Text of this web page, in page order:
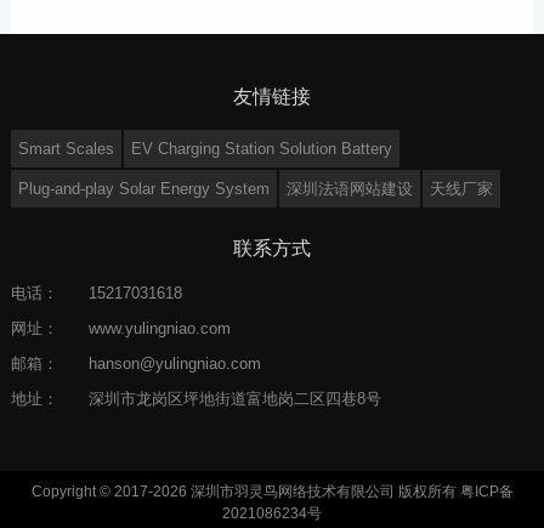
友情链接
Smart Scales EV Charging Station Solution Battery
Plug-and-play Solar Energy System 深圳法语网站建设 天线厂家
联系方式
电话：
15217031618
网址：
www.yulingniao.com
邮箱：
hanson@yulingniao.com
地址：
深圳市龙岗区坪地街道富地岗二区四巷8号
Copyright © 2017-2026 深圳市羽灵鸟网络技术有限公司 版权所有 粤ICP备
2021086234号